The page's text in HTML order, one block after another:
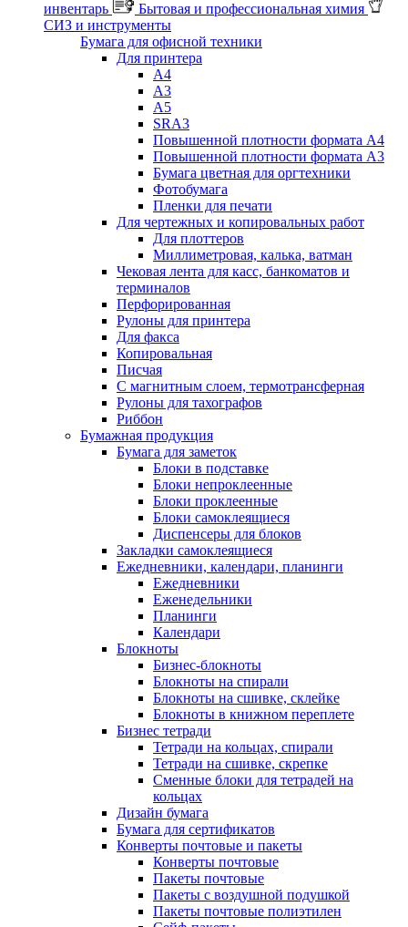
инвентарь
Бытовая и профессиональная химия
СИЗ и инструменты
Бумага для офисной техники
Для принтера
А4
А3
А5
SRA3
Повышенной плотности формата А4
Повышенной плотности формата А3
Бумага цветная для оргтехники
Фотобумага
Пленки для печати
Для чертежных и копировальных работ
Для плоттеров
Миллиметровая, калька, ватман
Чековая лента для касс, банкоматов и
терминалов
Перфорированная
Рулоны для принтера
Для факса
Копировальная
Писчая
С магнитным слоем, термотрансферная
Рулоны для тахографов
Риббон
Бумажная продукция
Бумага для заметок
Блоки в подставке
Блоки непроклеенные
Блоки проклеенные
Блоки самоклеящиеся
Диспенсеры для блоков
Закладки самоклеящиеся
Ежедневники, календари, планинги
Ежедневники
Еженедельники
Планинги
Календари
Блокноты
Бизнес-блокноты
Блокноты на спирали
Блокноты на сшивке, склейке
Блокноты в книжном переплете
Бизнес тетради
Тетради на кольцах, спирали
Тетради на сшивке, скрепке
Сменные блоки для тетрадей на
кольцах
Дизайн бумага
Бумага для сертификатов
Конверты почтовые и пакеты
Конверты почтовые
Пакеты почтовые
Пакеты с воздушной подушкой
Пакеты почтовые полиэтилен